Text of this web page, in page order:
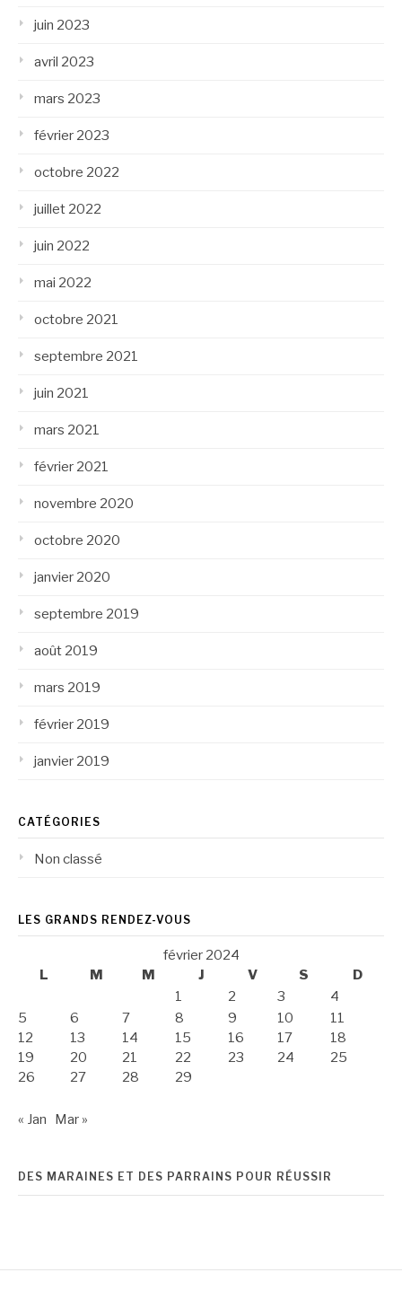
juin 2023
avril 2023
mars 2023
février 2023
octobre 2022
juillet 2022
juin 2022
mai 2022
octobre 2021
septembre 2021
juin 2021
mars 2021
février 2021
novembre 2020
octobre 2020
janvier 2020
septembre 2019
août 2019
mars 2019
février 2019
janvier 2019
CATÉGORIES
Non classé
LES GRANDS RENDEZ-VOUS
février 2024
L
M M J V S
D
1
2 3
4
5
6 7 8 9 10
11
12
13 14 15 16 17
18
19
20 21 22 23 24
25
26
27 28 29
« Jan Mar »
DES MARAINES ET DES PARRAINS POUR RÉUSSIR